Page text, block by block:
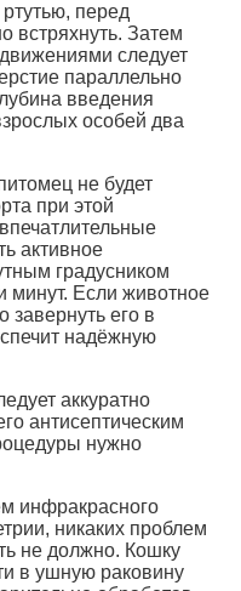
ртутью, перед
встряхнуть. Затем
следует
параллельно
введения
особей два
не будет
при этой
активное
градусником
минут. Если животное
завернуть его в
надёжную
аккуратно
антисептическим
нужно
инфракрасного
никаких проблем
не должно. Кошку
в ушную раковину